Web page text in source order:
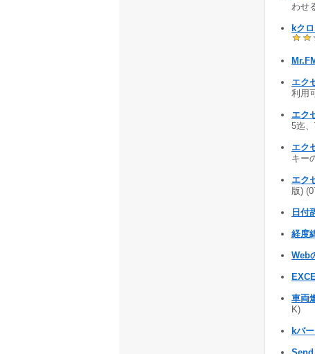
わせ
kク
エク
利用
エク
5迄
エク
キー
エク
版)
日付
経度
Web
車両
K)
kバ